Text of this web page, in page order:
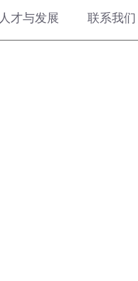
人才与发展 联系我们